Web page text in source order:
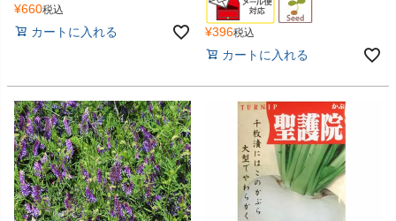
¥660税込
カートに入れる ¥396税込
カートに入れる